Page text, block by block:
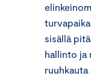
sisällä
hallinto ja